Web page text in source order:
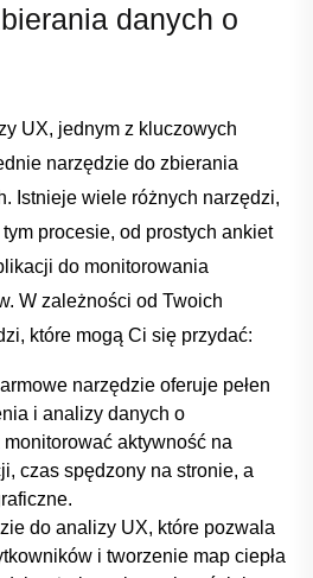
danych‍ o
UX, jednym ⁢z‌ kluczowych
narzędzie do zbierania
Istnieje wiele ⁣różnych narzędzi,
procesie, od prostych ankiet
do monitorowania
W zależności od Twoich
które mogą Ci się przydać:
narzędzie oferuje pełen
⁣i analizy danych o
aktywność na
czas spędzony na stronie,⁣ a
do ⁣analizy UX, które pozwala
i⁢ tworzenie map ciepła